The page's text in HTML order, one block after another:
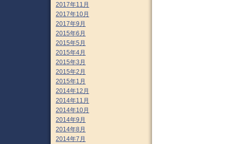
2017年11月
2017年10月
2017年9月
2015年6月
2015年5月
2015年4月
2015年3月
2015年2月
2015年1月
2014年12月
2014年11月
2014年10月
2014年9月
2014年8月
2014年7月